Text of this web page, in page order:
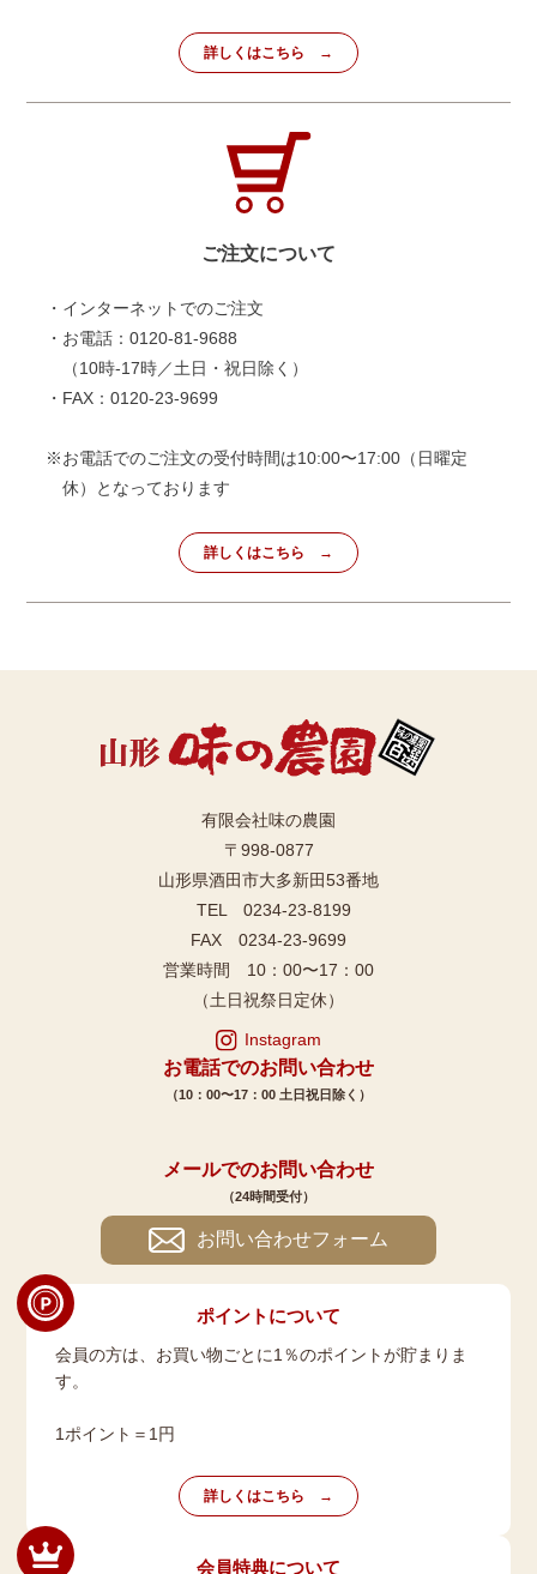
詳しくはこちら
ご注文について
・インターネットでのご注文
・お電話：0120-81-9688
（10時-17時／土日・祝日除く）
・FAX：0120-23-9699
※お電話でのご注文の受付時間は10:00〜17:00（日曜定
休）となっております
詳しくはこちら
有限会社味の農園
〒998-0877
山形県酒田市大多新田53番地
TEL 0234-23-8199
FAX 0234-23-9699
営業時間 10：00〜17：00
（土日祝祭日定休）
Instagram
お電話でのお問い合わせ
（10：00〜17：00 土日祝日除く）
メールでのお問い合わせ
（24時間受付）
お問い合わせフォーム
ポイントについて
会員の方は、お買い物ごとに1％のポイントが貯まりま
す。
1ポイント＝1円
詳しくはこちら
会員特典について